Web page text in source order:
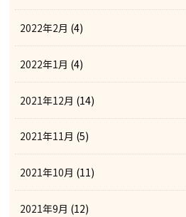
2022年2月 (4)
2022年1月 (4)
2021年12月 (14)
2021年11月 (5)
2021年10月 (11)
2021年9月 (12)